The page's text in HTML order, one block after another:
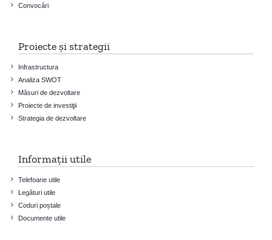
Convocări
Proiecte și strategii
Infrastructura
Analiza SWOT
Măsuri de dezvoltare
Proiecte de investiţii
Strategia de dezvoltare
Informații utile
Telefoane utile
Legături utile
Coduri poștale
Documente utile